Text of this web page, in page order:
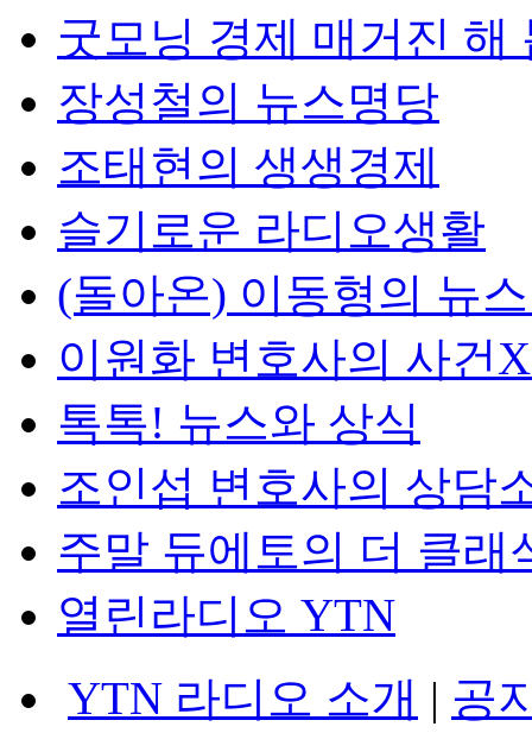
굿모닝 경제 매거진 해
장성철의 뉴스명당
조태현의 생생경제
슬기로운 라디오생활
(돌아온) 이동형의 뉴
이원화 변호사의 사건
톡톡! 뉴스와 상식
조인섭 변호사의 상담
주말 듀에토의 더 클래
열린라디오 YTN
YTN 라디오 소개 | 공